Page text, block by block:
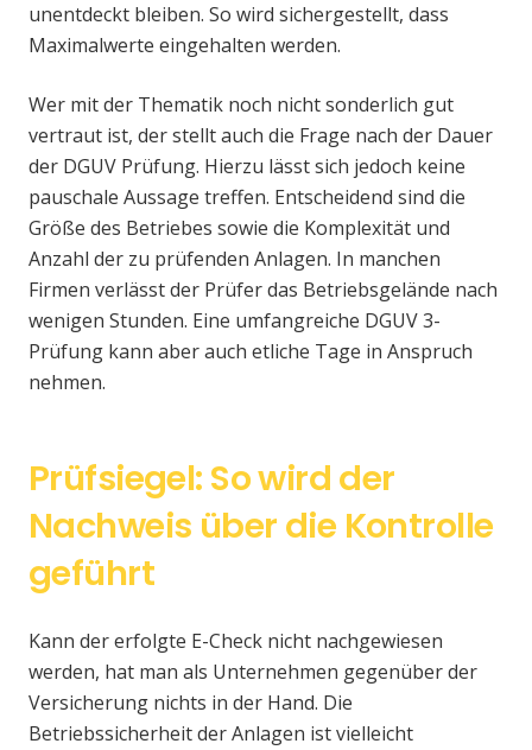
unentdeckt bleiben. So wird sichergestellt, dass
Maximalwerte eingehalten werden.
Wer mit der Thematik noch nicht sonderlich gut
vertraut ist, der stellt auch die Frage nach der Dauer
der DGUV Prüfung. Hierzu lässt sich jedoch keine
pauschale Aussage treffen. Entscheidend sind die
Größe des Betriebes sowie die Komplexität und
Anzahl der zu prüfenden Anlagen. In manchen
Firmen verlässt der Prüfer das Betriebsgelände nach
wenigen Stunden. Eine umfangreiche DGUV 3-
Prüfung kann aber auch etliche Tage in Anspruch
nehmen.
Prüfsiegel: So wird der
Nachweis über die Kontrolle
geführt
Kann der erfolgte E-Check nicht nachgewiesen
werden, hat man als Unternehmen gegenüber der
Versicherung nichts in der Hand. Die
Betriebssicherheit der Anlagen ist vielleicht